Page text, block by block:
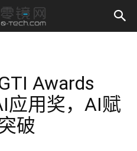
Awards
应用奖，AI赋
破